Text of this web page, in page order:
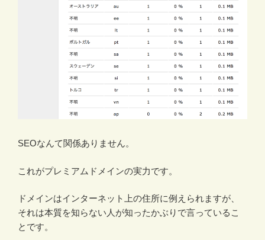
SEOなんて関係ありません。
これがプレミアムドメインの実力です。
ドメインはインターネット上の住所に例えられますが、
それは本質を知らない人が知ったかぶりで言っているこ
とです。